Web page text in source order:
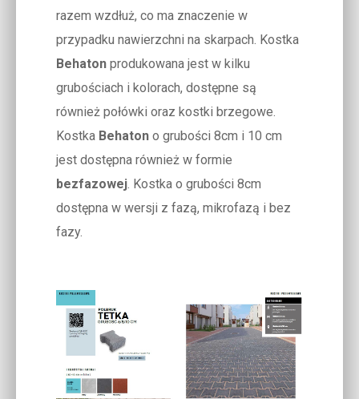
razem wzdłuż, co ma znaczenie w
przypadku nawierzchni na skarpach. Kostka
Behaton produkowana jest w kilku
grubościach i kolorach, dostępne są
również połówki oraz kostki brzegowe.
Kostka Behaton o grubości 8cm i 10 cm
jest dostępna również w formie
bezfazowej. Kostka o grubości 8cm
dostępna w wersji z fazą, mikrofazą i bez
fazy.